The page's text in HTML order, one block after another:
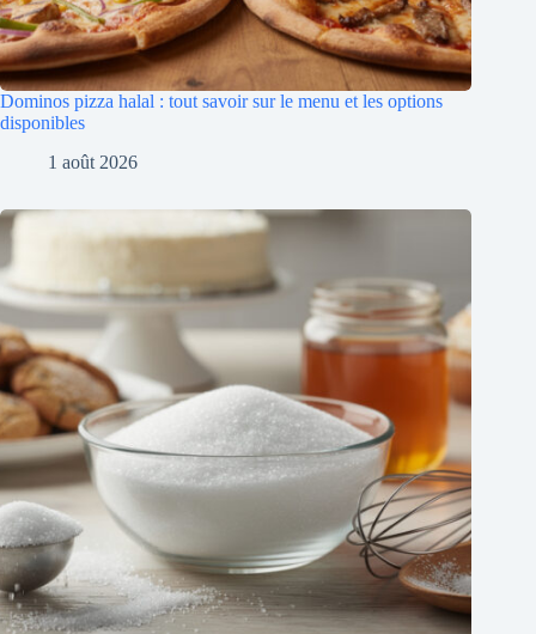
Dominos pizza halal : tout savoir sur le menu et les options
disponibles
1 août 2026